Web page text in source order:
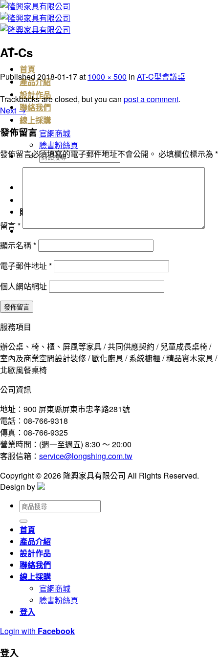
Skip
to
content
首頁
產品介紹
設計作品
聯絡我們
線上採購
官網商城
臉書粉絲頁
搜
尋
購物車
AT-Cs
Published2018-01-17at 1000 × 500 in AT-C型會議桌
Trackbacks are closed, but you can post a comment.
Next →
發佈留言
發佈留言必須填寫的電子郵件地址不會公開。 必填欄位標示為 *
留言*
顯示名稱*
電子郵件地址*
個人網站網址
服務項目
辦公桌、椅、櫃、屏風等家具 / 共同供應契約 / 兒童成長桌椅 /
室內及商業空間設計裝修 / 歐化廚具 / 系統櫥櫃 / 精品實木家具 /
北歐風餐桌椅
公司資訊
地址：900 屏東縣屏東市忠孝路281號
電話：08-766-9318
傳真：08-766-9325
營業時間：(週一至週五) 8:30 ～ 20:00
客服信箱： service@longshing.com.tw
Copyright © 2026 隆興家具有限公司 All Rights Reserved.
Design by
搜
尋
關
鍵
字:
首頁
產品介紹
設計作品
聯絡我們
線上採購
官網商城
臉書粉絲頁
登入
Login with Facebook
登入